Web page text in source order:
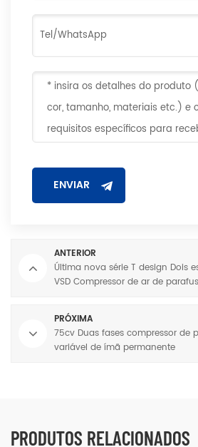
ANTERIOR
Última nova série T design Dois
VSD Compressor de ar de
PRÓXIMA
75cv Duas fases compressor de
variável de ímã permanente
PRODUTOS RELACIONADOS